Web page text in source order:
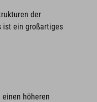
der
ist ein großartiges
höheren